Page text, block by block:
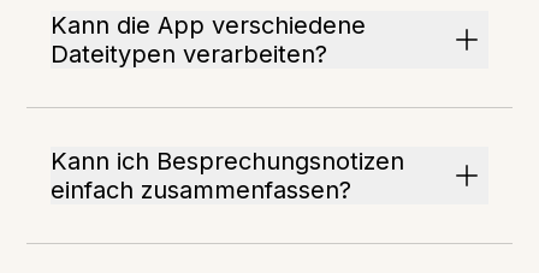
Kann die App verschiedene
Dateitypen verarbeiten?
Kann ich Besprechungsnotizen
einfach zusammenfassen?